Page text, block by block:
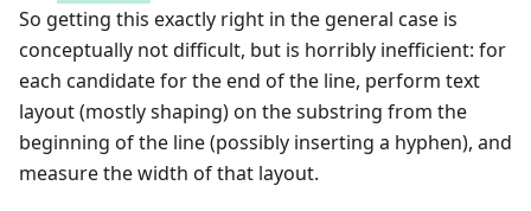
So getting this exactly right in the general case is
conceptually not difficult, but is horribly inefficient: for
each candidate for the end of the line, perform text
layout (mostly shaping) on the substring from the
beginning of the line (possibly inserting a hyphen), and
measure the width of that layout.